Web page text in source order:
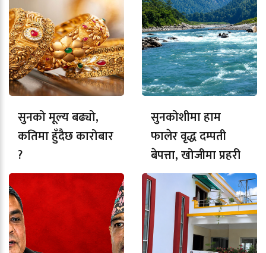
सुनको मूल्य बढ्यो,
कतिमा हुँदैछ कारोबार
?
सुनकोशीमा हाम
फालेर वृद्ध दम्पती
बेपत्ता, खोजीमा प्रहरी